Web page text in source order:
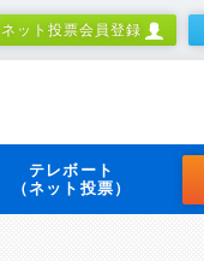
ネット投票会員登録
テレボート
（ネット投票）